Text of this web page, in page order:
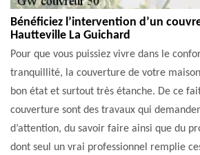
Bénéficiez l’intervention d’un
Hautteville La Guichard
Pour que vous puissiez vivre dans le
tranquillité, la couverture de votre
bon état et surtout très étanche. De ce
couverture sont des travaux qui
d’attention, du savoir faire ainsi que du
dont seul un vrai professionnel remplie